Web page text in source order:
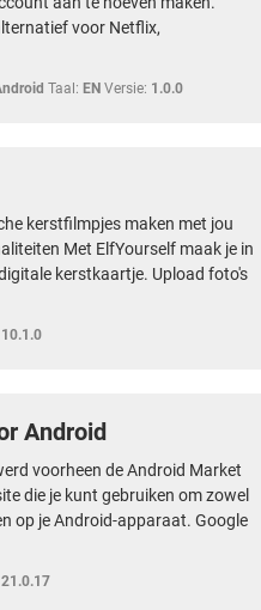
voor Netflix,
Taal: EN Versie: 1.0.0
kerstfilmpjes maken met jou
Met ElfYourself maak je in
kerstkaartje. Upload foto's
10.1.0
Android
voorheen de Android Market
die je kunt gebruiken om zowel
op je Android-apparaat. Google
21.0.17